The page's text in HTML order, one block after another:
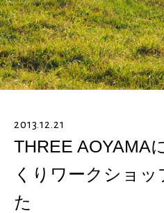
活動
活動
スト
あなたに
2013.12.21
THREE AOYAMA
くりワークショッ
た